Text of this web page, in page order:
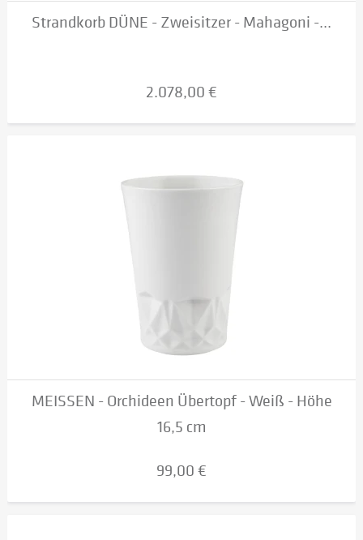
Strandkorb DÜNE - Zweisitzer - Mahagoni -...
2.078,00 €
MEISSEN - Orchideen Übertopf - Weiß - Höhe
16,5 cm
99,00 €